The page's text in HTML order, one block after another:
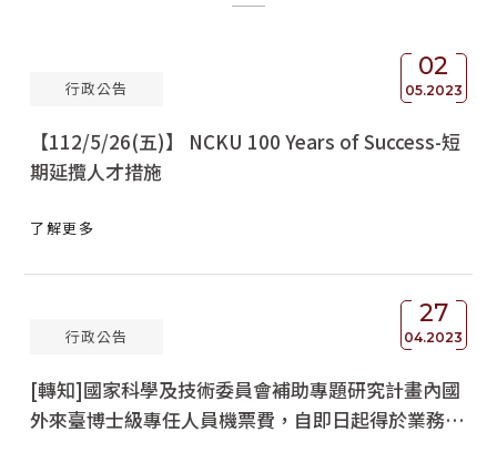
活動訊息
02
05.2023
行政公告
【112/5/26(五)】 NCKU 100 Years of Success-短
期延攬人才措施
了解更多
27
04.2023
行政公告
[轉知]國家科學及技術委員會補助專題研究計畫內國
外來臺博士級專任人員機票費，自即日起得於業務費